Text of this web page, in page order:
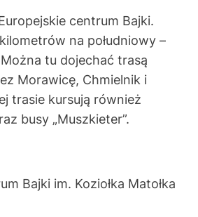
centrum Bajki.
na południowy –
tu dojechać trasą
Morawicę, Chmielnik i
trasie kursują również
busy „Muszkieter”.
Bajki im. Koziołka Matołka